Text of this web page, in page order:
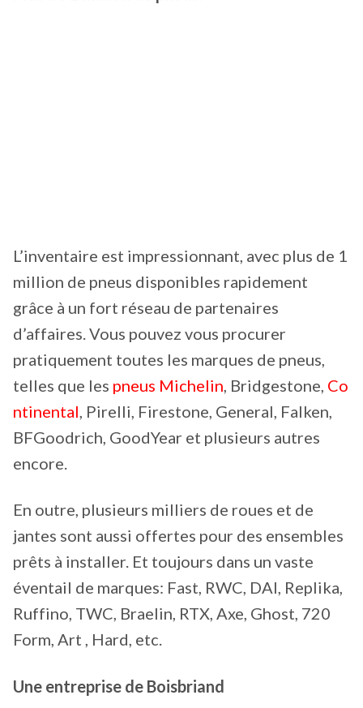
L’inventaire est impressionnant, avec plus de 1
million de pneus disponibles rapidement
grâce à un fort réseau de partenaires
d’affaires. Vous pouvez vous procurer
pratiquement toutes les marques de pneus,
telles que les pneus Michelin , Bridgestone, Co
ntinental , Pirelli, Firestone, General, Falken,
BFGoodrich, GoodYear et plusieurs autres
encore.
En outre, plusieurs milliers de roues et de
jantes sont aussi offertes pour des ensembles
prêts à installer. Et toujours dans un vaste
éventail de marques: Fast, RWC, DAI, Replika,
Ruffino, TWC, Braelin, RTX, Axe, Ghost, 720
Form, Art , Hard, etc.
Une entreprise de Boisbriand